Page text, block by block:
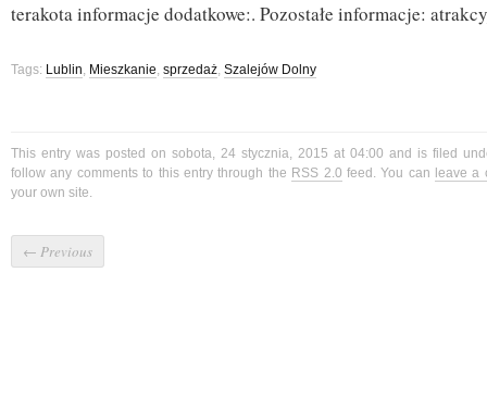
terakota informacje dodatkowe:. Pozostałe informacje:
Tags: Lublin, Mieszkanie, sprzedaż, Szalejów Dolny
This entry was posted on sobota, 24 stycznia, 2015 at 04:00 and is filed
follow any comments to this entry through the RSS 2.0 feed. You can leave a
your own site.
← Previous